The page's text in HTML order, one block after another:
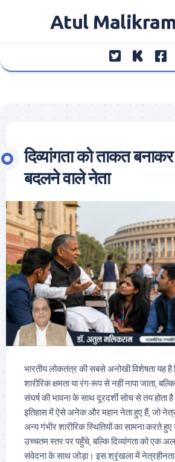
Atul
दिव्यांगता को ताकत बनाकर
बदलने वाले नेता
भारतीय लोकतंत्र की सबसे अनोखी विशेषता यह है
शारीरिक क्षमता या रंग-रूप से नहीं नापा जाता,
संघर्ष की भावना के साथ दूरदर्शी सोच से तय होता
इतिहास में ऐसे अनेक और महान नेता हुए हैं, जो
अन्य गंभीर शारीरिक स्थितियों का सामना करते
उच्चतम स्तर पर पहुँचे, बल्कि दिव्यांगता को एक
संवेदना के साथ जोड़ा। इस श्रृंखला में